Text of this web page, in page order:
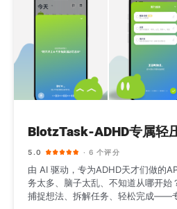
BlotzTask-ADHD专属轻
5.0 · 6 个评分
由 AI 驱动，专为ADHD天才们做的APP！ 专注，本该简
务太多、脑子太乱、不知道从哪开始
捕捉想法、拆解任务、轻松完成——